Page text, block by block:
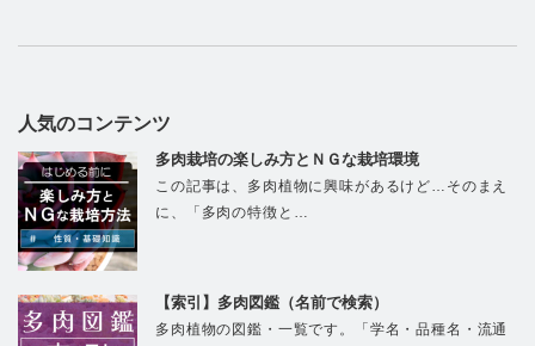
人気のコンテンツ
多肉栽培の楽しみ方とＮＧな栽培環境
この記事は、多肉植物に興味があるけど…そのまえ
に、「多肉の特徴と…
【索引】多肉図鑑（名前で検索）
多肉植物の図鑑・一覧です。「学名・品種名・流通